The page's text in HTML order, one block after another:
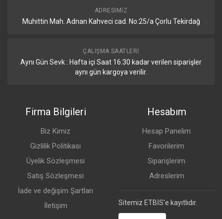
ADRESIMIZ
Muhittin Mah. Adnan Kahveci cad. No:25/a Çorlu Tekirdağ
ÇALIŞMA SAATLERI
Aynı Gün Sevk : Hafta içi Saat 16:30 kadar verilen siparişler
aynı gün kargoya verilir.
Firma Bilgileri
Biz Kimiz
Gizlilik Politikası
Üyelik Sözleşmesi
Satış Sözleşmesi
İade ve değişim Şartları
İletişim
Hesabım
Hesap Panelim
Favorilerim
Siparişlerim
Adreslerim
Sitemiz ETBİS'e kayıtlıdır.